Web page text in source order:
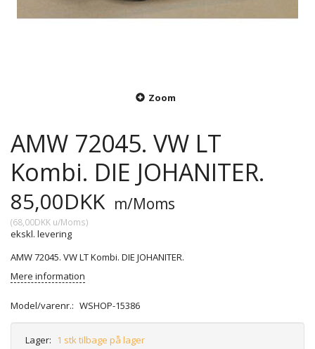
Zoom
AMW 72045. VW LT
Kombi. DIE JOHANITER.
85,00DKK m/Moms
(68,00DKK u/Moms)
ekskl. levering
AMW 72045. VW LT Kombi. DIE JOHANITER.
Mere information
Model/varenr.: WSHOP-15386
Lager: 1 stk tilbage på lager